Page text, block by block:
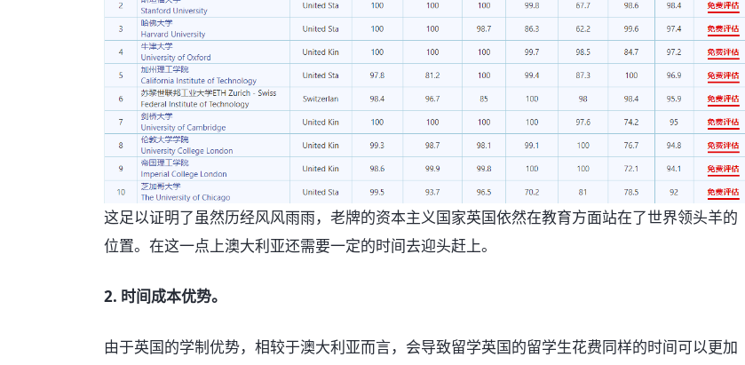
这足以证明了虽然历经风风雨雨，老牌的资本主义国家英国依然在教育方面站在了世界领头羊的
位置。在这一点上澳大利亚还需要一定的时间去迎头赶上。
2. 时间成本优势。
由于英国的学制优势，相较于澳大利亚而言，会导致留学英国的留学生花费同样的时间可以更加